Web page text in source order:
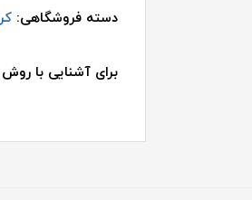
دسته فروشگاهی:
برای آشنایی با روش